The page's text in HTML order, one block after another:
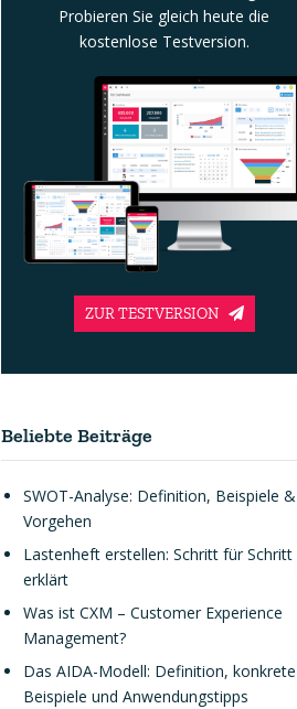
Probieren Sie gleich heute die
kostenlose Testversion.
ZUR TESTVERSION
Beliebte Beiträge
SWOT-Analyse: Definition, Beispiele &
Vorgehen
Lastenheft erstellen: Schritt für Schritt
erklärt
Was ist CXM – Customer Experience
Management?
Das AIDA-Modell: Definition, konkrete
Beispiele und Anwendungstipps